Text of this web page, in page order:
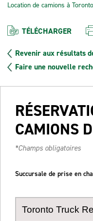
Location de camions à Toronto
TÉLÉCHARGER
Revenir aux résultats
Faire une nouvelle
CAMIONS
*Champs obligatoires
Succursale de prise en